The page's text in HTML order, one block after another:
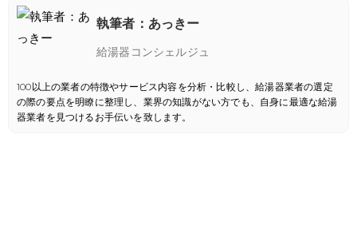
執筆者：あっきー
給湯器コンシェルジュ
100以上の業者の特徴やサービス内容を分析・比較し、給湯器業者の選定
の際の要点を明瞭に整理し、業界の知識がない方でも、自身に最適な給湯
器業者を見つけるお手伝いを致します。